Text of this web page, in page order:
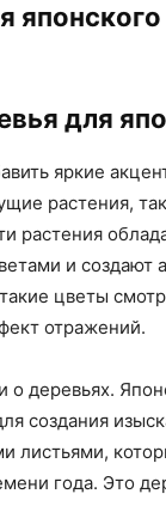
для
яркие
растения,
растения
и создают
цветы
отражений.
о деревьях.
создания
листьями,
года. Это